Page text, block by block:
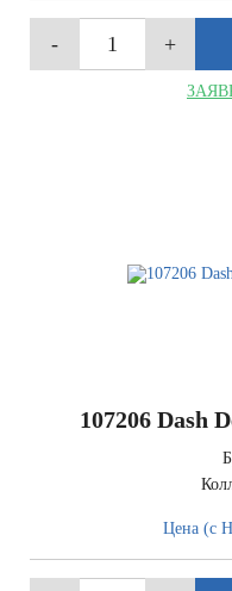
107206 Dash
Цена (с